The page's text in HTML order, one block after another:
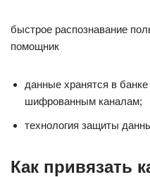
быстрое распознавание
помощник
данные хранятся в
шифрованным каналам;
технология защиты
Как привязать